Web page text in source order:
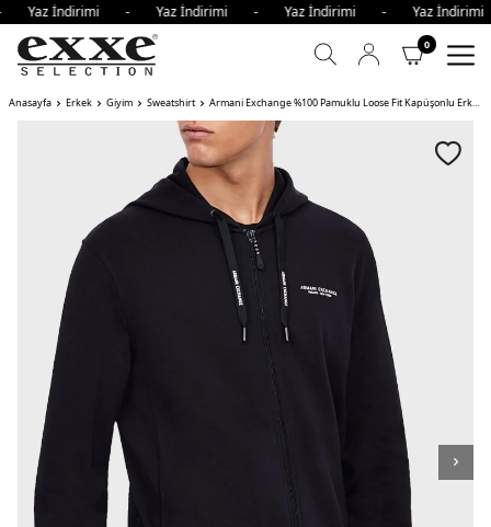
İndirimi - Yaz İndirimi - Yaz İndirimi - Yaz
0
Anasayfa Erkek Giyim Sweatshirt Armani Exchange %100 Pamuklu Loose Fit Kapüşonlu Erkek Sweat ZJKRZ